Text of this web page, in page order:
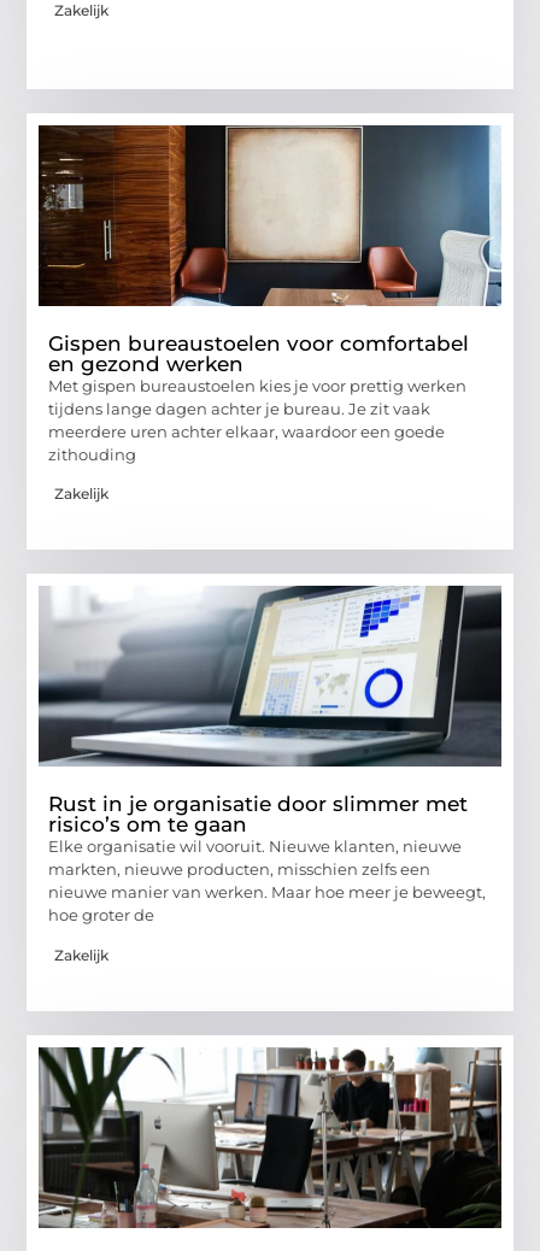
Zakelijk
Gispen bureaustoelen voor comfortabel
en gezond werken
Met gispen bureaustoelen kies je voor prettig werken
tijdens lange dagen achter je bureau. Je zit vaak
meerdere uren achter elkaar, waardoor een goede
zithouding
Zakelijk
Rust in je organisatie door slimmer met
risico’s om te gaan
Elke organisatie wil vooruit. Nieuwe klanten, nieuwe
markten, nieuwe producten, misschien zelfs een
nieuwe manier van werken. Maar hoe meer je beweegt,
hoe groter de
Zakelijk